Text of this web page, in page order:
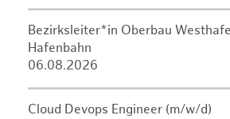
Bezirksleiter*in Oberbau
Hafenbahn
06.08.2026
Cloud Devops Engineer (m/w/d)